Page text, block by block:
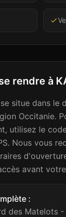
rendre à
situe dans le
Occitanie.
utilisez le
Nous vous
avant
:
des Matelots